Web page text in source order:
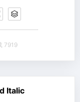
7919
Italic